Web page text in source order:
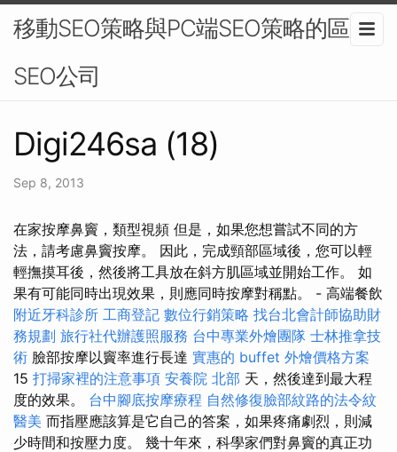
移動SEO策略與PC端SEO策略的區別-
SEO公司
Digi246sa (18)
Sep 8, 2013
在家按摩鼻竇，類型視頻 但是，如果您想嘗試不同的方
法，請考慮鼻竇按摩。 因此，完成頸部區域後，您可以輕
輕撫摸耳後，然後將工具放在斜方肌區域並開始工作。 如
果有可能同時出現效果，則應同時按摩對稱點。 - 高端餐飲
附近牙科診所 工商登記 數位行銷策略 找台北會計師協助財
務規劃 旅行社代辦護照服務 台中專業外燴團隊 士林推拿技
術 臉部按摩以竇率進行長達 實惠的 buffet 外燴價格方案
15 打掃家裡的注意事項 安養院 北部 天，然後達到最大程
度的效果。 台中腳底按摩療程 自然修復臉部紋路的法令紋
醫美 而指壓應該算是它自己的答案，如果疼痛劇烈，則減
少時間和按壓力度。 幾十年來，科學家們對鼻竇的真正功